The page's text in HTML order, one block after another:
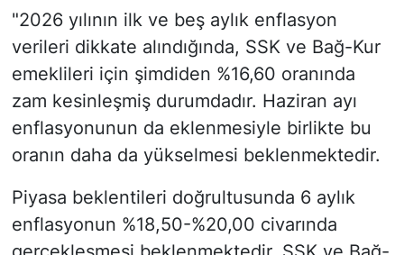
"2026 yılının ilk ve beş aylık enflasyon
verileri dikkate alındığında, SSK ve Bağ-Kur
emeklileri için şimdiden %16,60 oranında
zam kesinleşmiş durumdadır. Haziran ayı
enflasyonunun da eklenmesiyle birlikte bu
oranın daha da yükselmesi beklenmektedir.
Piyasa beklentileri doğrultusunda 6 aylık
enflasyonun %18,50-%20,00 civarında